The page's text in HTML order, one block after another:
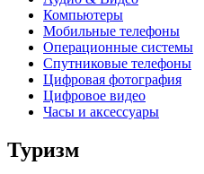
Компьютеры
Мобильные телефоны
Операционные системы
Спутниковые телефоны
Цифровая фотография
Цифровое видео
Часы и аксессуары
Туризм